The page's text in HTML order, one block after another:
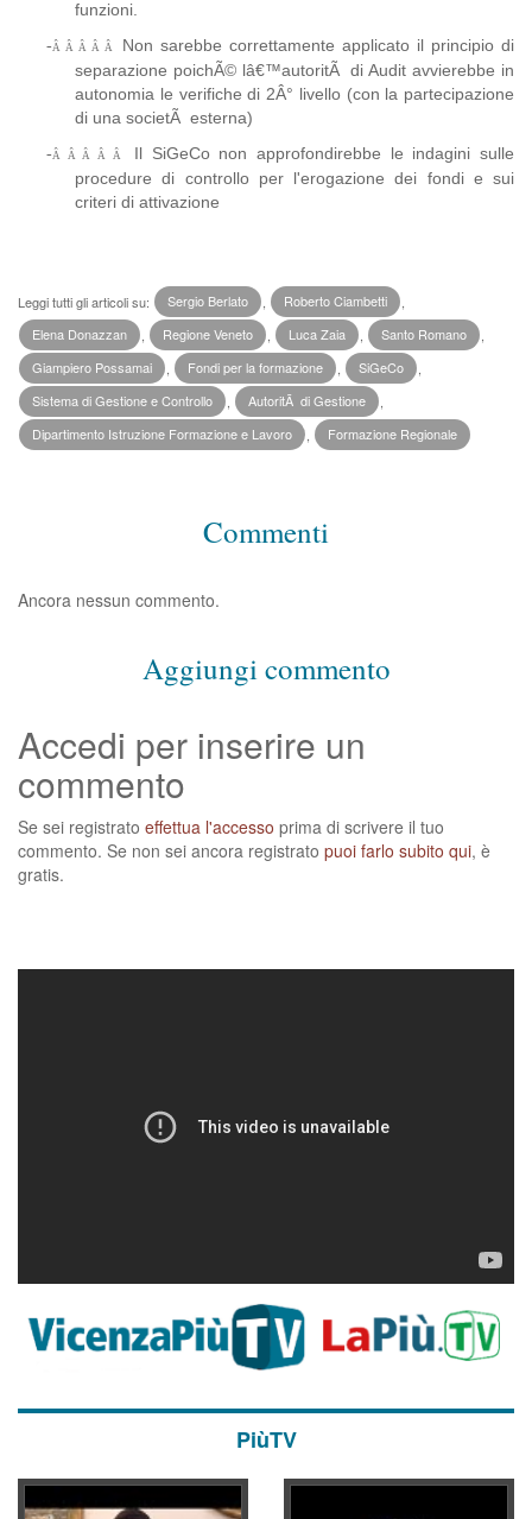
funzioni.
-Â Â Â Â Â Non sarebbe correttamente applicato il principio di
separazione poichÃ© lâ€™autoritÃ di Audit avvierebbe in
autonomia le verifiche di 2Â° livello (con la partecipazione
di una societÃ esterna)
-Â Â Â Â Â Il SiGeCo non approfondirebbe le indagini sulle
procedure di controllo per l'erogazione dei fondi e sui
criteri di attivazione
Leggi tutti gli articoli su: Sergio Berlato Roberto Ciambetti
Elena Donazzan
Regione Veneto Luca Zaia Santo Romano
Giampiero Possamai
Fondi per la formazione SiGeCo
Sistema di Gestione e Controllo
AutoritÃ di Gestione
Dipartimento Istruzione Formazione e Lavoro
Formazione Regionale
Commenti
Ancora nessun commento.
Aggiungi commento
Accedi per inserire un
commento
Se sei registrato effettua l'accesso prima di scrivere il tuo
commento. Se non sei ancora registrato puoi farlo subito qui, è
gratis.
PiùTV